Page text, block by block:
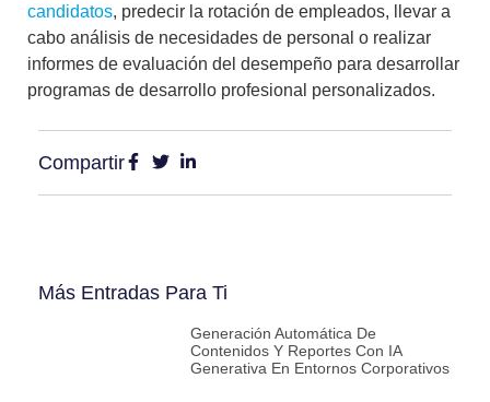
candidatos, predecir la rotación de empleados, llevar a
cabo análisis de necesidades de personal o realizar
informes de evaluación del desempeño para desarrollar
programas de desarrollo profesional personalizados.
Compartir
Más Entradas Para Ti
Generación Automática De
Contenidos Y Reportes Con IA
Generativa En Entornos Corporativos